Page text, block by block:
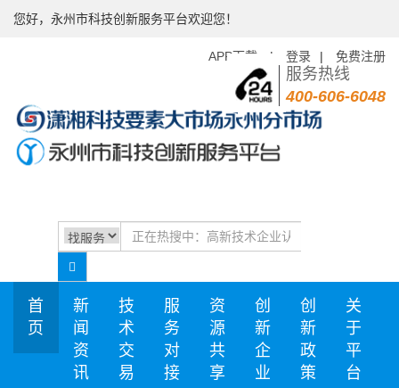
您好，永州市科技创新服务平台欢迎您！
APP下载 | 登录 | 免费注册
服务热线
400-606-6048
首
页
新
闻
资
讯
技
术
交
易
服
务
对
接
资
源
共
享
创
新
企
业
创
新
政
策
关
于
平
台